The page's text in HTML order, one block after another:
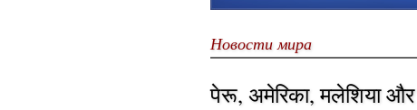
Новости мира
पेरू, अमेरिका, मलेशिया और